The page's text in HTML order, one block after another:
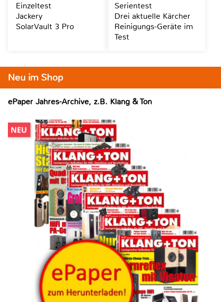
Neu im Shop
ePaper Jahres-Archive, z.B. Klang & Ton
Einzeltest
Jackery
SolarVault 3 Pro
Serientest
Drei aktuelle Kärcher
Reinigungs-Geräte im
Test